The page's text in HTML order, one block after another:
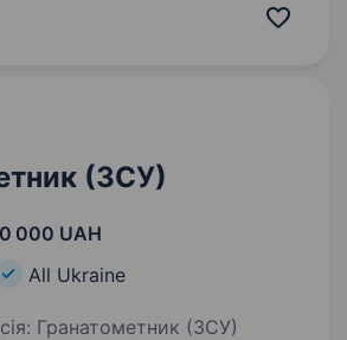
справи з досвідом, яким
(ЗСУ)
000 UAH
All Ukraine